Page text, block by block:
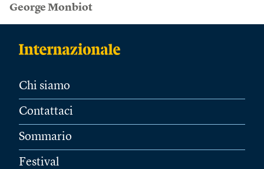
George Monbiot
Chi siamo
Contattaci
Sommario
Festival